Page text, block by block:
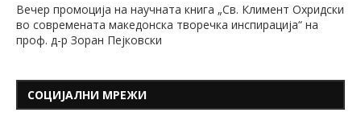
Вечер промоција на научната книга „Св. Климент Охридски
во современата македонска творечка инспирација“ на
проф. д-р Зоран Пејковски
СОЦИЈАЛНИ МРЕЖИ